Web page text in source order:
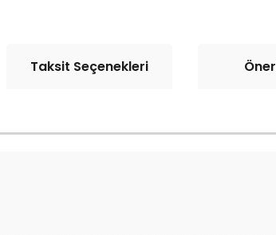
Taksit Seçenekleri